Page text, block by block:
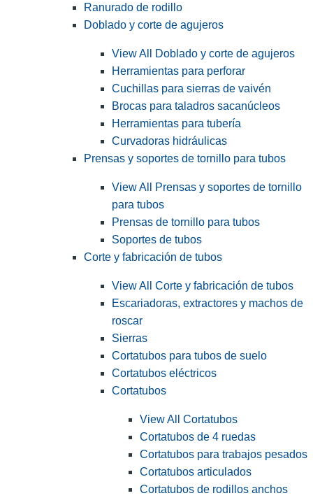
Ranurado de rodillo
Doblado y corte de agujeros
View All Doblado y corte de agujeros
Herramientas para perforar
Cuchillas para sierras de vaivén
Brocas para taladros sacanúcleos
Herramientas para tubería
Curvadoras hidráulicas
Prensas y soportes de tornillo para tubos
View All Prensas y soportes de tornillo
para tubos
Prensas de tornillo para tubos
Soportes de tubos
Corte y fabricación de tubos
View All Corte y fabricación de tubos
Escariadoras, extractores y machos de
roscar
Sierras
Cortatubos para tubos de suelo
Cortatubos eléctricos
Cortatubos
View All Cortatubos
Cortatubos de 4 ruedas
Cortatubos para trabajos pesados
Cortatubos articulados
Cortatubos de rodillos anchos